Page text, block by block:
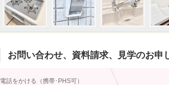
お問い合わせ、資料請求、見学のお申
電話をかける（携帯･PHS可）